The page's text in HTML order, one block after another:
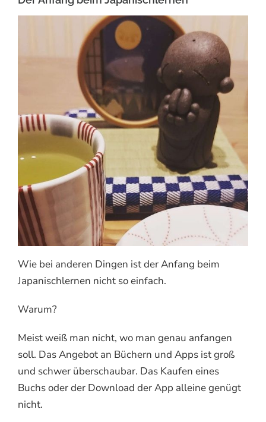
Wie bei anderen Dingen ist der Anfang beim
Japanischlernen nicht so einfach.
Warum?
Meist weiß man nicht, wo man genau anfangen
soll. Das Angebot an Büchern und Apps ist groß
und schwer überschaubar. Das Kaufen eines
Buchs oder der Download der App alleine genügt
nicht.